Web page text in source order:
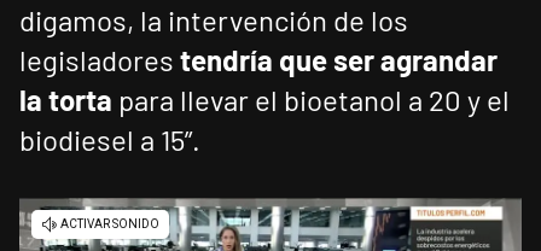
digamos, la intervención de los
legisladores tendría que ser agrandar
la torta para llevar el bioetanol a 20 y el
biodiesel a 15”.